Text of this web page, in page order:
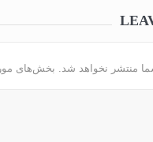
منتشر نخواهد شد. بخش‌های